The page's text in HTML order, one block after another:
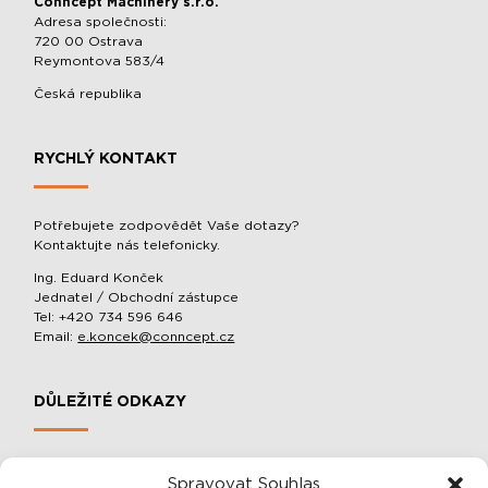
Spravovat Souhlas
Adresa společnosti:
720 00 Ostrava
Reymontova 583/4
Česká republika
RYCHLÝ KONTAKT
Potřebujete zodpovědět Vaše dotazy?
Kontaktujte nás telefonicky.
Ing. Eduard Konček
Jednatel / Obchodní zástupce
Tel: +420 734 596 646
Email: e.koncek@conncept.cz
DŮLEŽITÉ ODKAZY